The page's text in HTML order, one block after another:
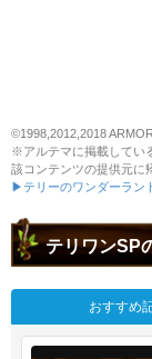
©1998,2012,2018
※アルテマに掲載してい
該コンテンツの提供元に
▶テリーのワンダーラン
テリワンSP
おすすめ